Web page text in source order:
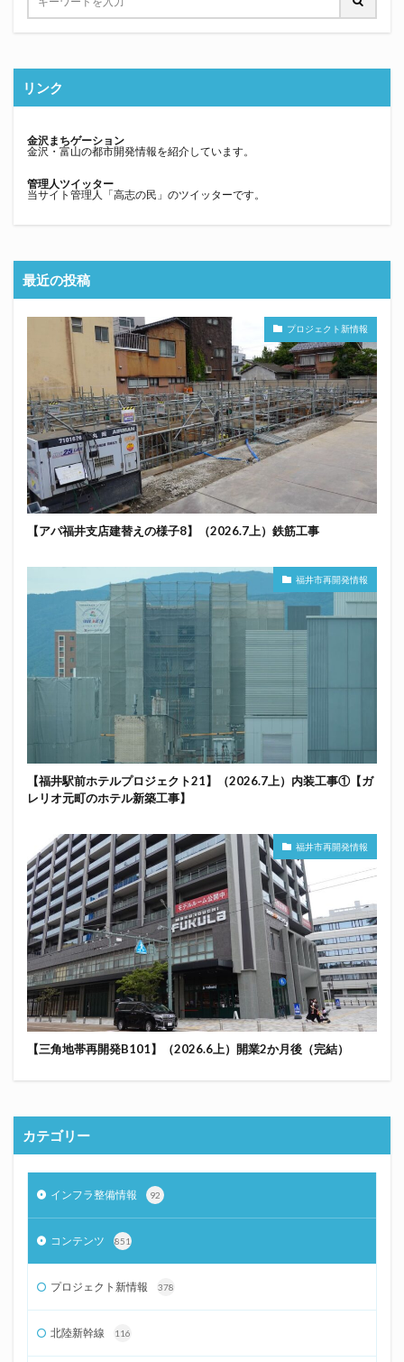
リンク
金沢まちゲーション
金沢・富山の都市開発情報を紹介しています。
管理人ツイッター
当サイト管理人「高志の民」のツイッターです。
最近の投稿
プロジェクト新情報
【アパ福井支店建替えの様子8】（2026.7上）鉄筋工事
福井市再開発情報
【福井駅前ホテルプロジェクト21】（2026.7上）内装工事①【ガ
レリオ元町のホテル新築工事】
福井市再開発情報
【三角地帯再開発B101】（2026.6上）開業2か月後（完結）
カテゴリー
インフラ整備情報 92
コンテンツ 851
プロジェクト新情報 378
北陸新幹線 116